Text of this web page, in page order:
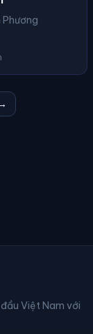
Phương
Việt Nam với